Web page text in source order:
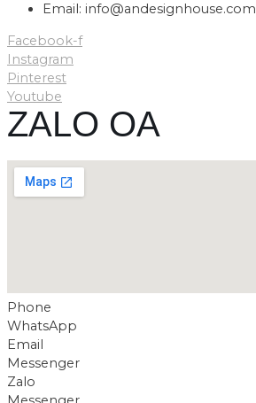
Email: info@andesignhouse.com
Facebook-f
Instagram
Pinterest
Youtube
ZALO OA
Phone
WhatsApp
Email
Messenger
Zalo